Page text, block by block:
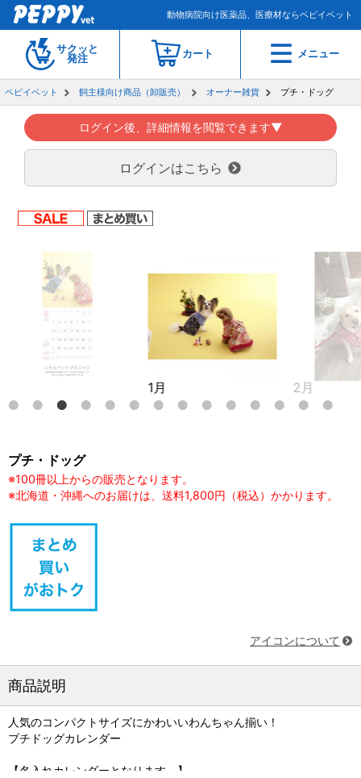
動物病院向け医薬品、医療材ならペピイベット
サクッと
発注
カート メニュー
ペピイベット 飼主様向け商品（卸販売） オーナー雑貨 プチ・ドッグ
ログイン後、詳細情報を閲覧できます▼
ログインはこちら
プチ・ドッグ
※100冊以上からの販売となります。
※北海道・沖縄へのお届けは、送料1,800円（税込）かかります。
アイコンについて
商品説明
人気のコンパクトサイズにかわいいわんちゃん揃い！
プチドッグカレンダー
【名入れカレンダーとなります。】